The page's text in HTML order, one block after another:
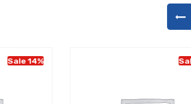
Sale 14%